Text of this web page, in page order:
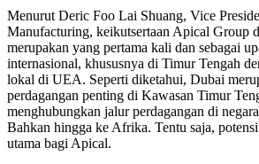
Menurut Deric Foo Lai Shuang, Vice
Manufacturing, keikutsertaan Apical Group
merupakan yang pertama kali dan sebagai
internasional, khususnya di Timur Tengah
lokal di UEA. Seperti diketahui, Dubai
perdagangan penting di Kawasan Timur
menghubungkan jalur perdagangan di
Bahkan hingga ke Afrika. Tentu saja,
utama bagi Apical.